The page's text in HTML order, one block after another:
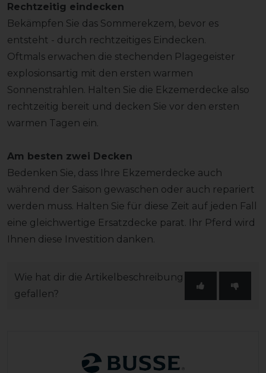
Rechtzeitig eindecken
Bekämpfen Sie das Sommerekzem, bevor es
entsteht - durch rechtzeitiges Eindecken.
Oftmals erwachen die stechenden Plagegeister
explosionsartig mit den ersten warmen
Sonnenstrahlen. Halten Sie die Ekzemerdecke also
rechtzeitig bereit und decken Sie vor den ersten
warmen Tagen ein.
Am besten zwei Decken
Bedenken Sie, dass Ihre Ekzemerdecke auch
während der Saison gewaschen oder auch repariert
werden muss. Halten Sie für diese Zeit auf jeden Fall
eine gleichwertige Ersatzdecke parat. Ihr Pferd wird
Ihnen diese Investition danken.
Wie hat dir die Artikelbeschreibung
gefallen?